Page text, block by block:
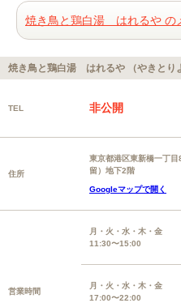
焼き鳥と鶏白湯 はれるや の
焼き鳥と鶏白湯 はれるや （やきとり
TEL 非公開
住所
東京都港区東新橋一丁
留）地下2階
Googleマップで開く
営業時間
月・火・水・木・金
11:30〜15:00
月・火・水・木・金
17:00〜22:00